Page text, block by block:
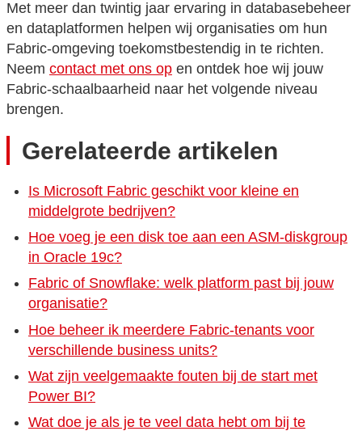
Met meer dan twintig jaar ervaring in databasebeheer
en dataplatformen helpen wij organisaties om hun
Fabric-omgeving toekomstbestendig in te richten.
Neem contact met ons op en ontdek hoe wij jouw
Fabric-schaalbaarheid naar het volgende niveau
brengen.
Gerelateerde artikelen
Is Microsoft Fabric geschikt voor kleine en
middelgrote bedrijven?
Hoe voeg je een disk toe aan een ASM-diskgroup
in Oracle 19c?
Fabric of Snowflake: welk platform past bij jouw
organisatie?
Hoe beheer ik meerdere Fabric-tenants voor
verschillende business units?
Wat zijn veelgemaakte fouten bij de start met
Power BI?
Wat doe je als je te veel data hebt om bij te